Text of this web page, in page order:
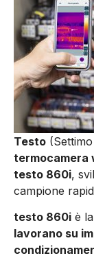
Testo
termocamera
testo 860i,
campione
testo 860i è
lavorano su